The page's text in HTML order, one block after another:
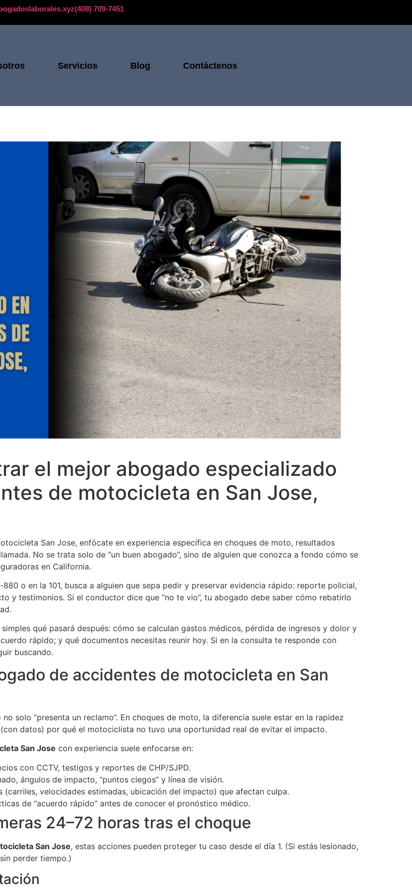
(408) 709-7451
Servicios Blog Contáctenos
el mejor abogado especializado
de motocicleta en San Jose,
San Jose, enfócate en experiencia específica en choques de moto, resultados
No se trata solo de “un buen abogado”, sino de alguien que conozca a fondo cómo se
en California.
o en la 101, busca a alguien que sepa pedir y preservar evidencia rápido: reporte policial,
y testimonios. Si el conductor dice que “no te vio”, tu abogado debe saber cómo rebatirlo
qué pasará después: cómo se calculan gastos médicos, pérdida de ingresos y dolor y
rápido; y qué documentos necesitas reunir hoy. Si en la consulta te responde con
buscando.
de accidentes de motocicleta en San
no solo “presenta un reclamo”. En choques de moto, la diferencia suele estar en la rapidez
datos) por qué el motociclista no tuvo una oportunidad real de evitar el impacto.
San Jose con experiencia suele enfocarse en:
con CCTV, testigos y reportes de CHP/SJPD.
ángulos de impacto, “puntos ciegos” y línea de visión.
(carriles, velocidades estimadas, ubicación del impacto) que afectan culpa.
de “acuerdo rápido” antes de conocer el pronóstico médico.
24–72 horas tras el choque
San Jose, estas acciones pueden proteger tu caso desde el día 1. (Si estás lesionado,
perder tiempo.)